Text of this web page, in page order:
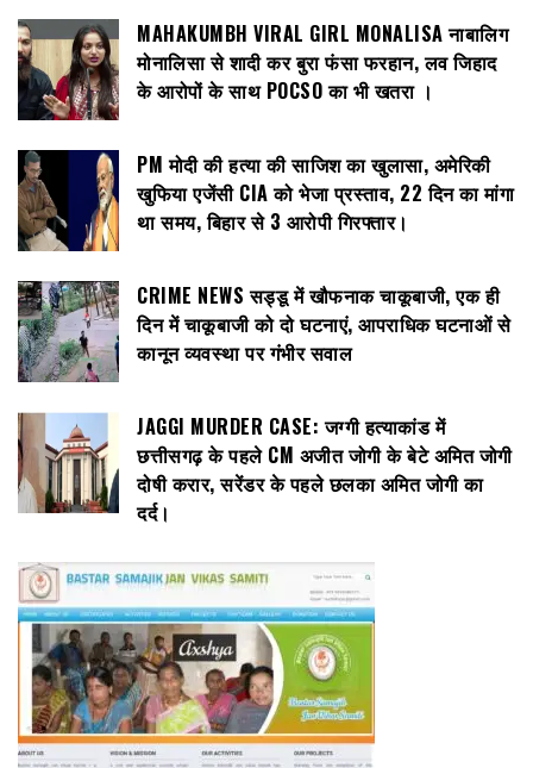
MAHAKUMBH VIRAL GIRL MONALISA नाबालिग
मोनालिसा से शादी कर बुरा फंसा फरहान, लव जिहाद
के आरोपों के साथ POCSO का भी खतरा ।
PM मोदी की हत्या की साजिश का खुलासा, अमेरिकी
खुफिया एजेंसी CIA को भेजा प्रस्ताव, 22 दिन का मांगा
था समय, बिहार से 3 आरोपी गिरफ्तार।
CRIME NEWS सड्डू में खौफनाक चाकूबाजी, एक ही
दिन में चाकूबाजी को दो घटनाएं, आपराधिक घटनाओं से
कानून व्यवस्था पर गंभीर सवाल
JAGGI MURDER CASE: जग्गी हत्याकांड में
छत्तीसगढ़ के पहले CM अजीत जोगी के बेटे अमित जोगी
दोषी करार, सरेंडर के पहले छलका अमित जोगी का
दर्द।